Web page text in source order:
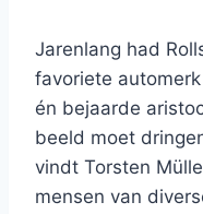
Jarenlang had
favoriete
én bejaarde
beeld moet
vindt Torsten
mensen van